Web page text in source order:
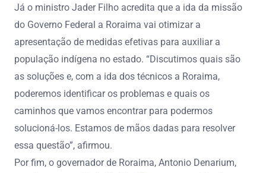
Já o ministro Jader Filho acredita que a ida da missão
do Governo Federal a Roraima vai otimizar a
apresentação de medidas efetivas para auxiliar a
população indígena no estado. “Discutimos quais são
as soluções e, com a ida dos técnicos a Roraima,
poderemos identificar os problemas e quais os
caminhos que vamos encontrar para podermos
solucioná-los. Estamos de mãos dadas para resolver
essa questão”, afirmou.
Por fim, o governador de Roraima, Antonio Denarium,